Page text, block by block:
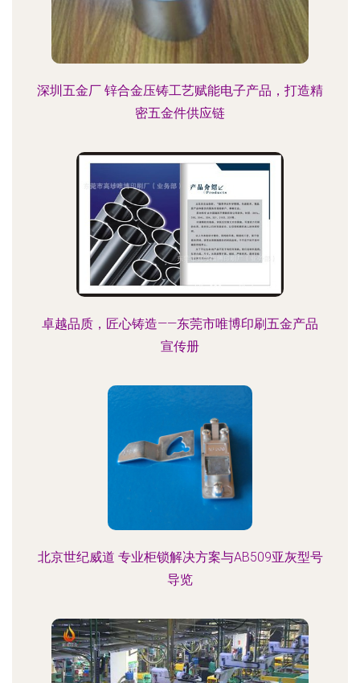
深圳五金厂 锌合金压铸工艺赋能电子产品，打造精
密五金件供应链
卓越品质，匠心铸造——东莞市唯博印刷五金产品
宣传册
北京世纪威道 专业柜锁解决方案与AB509亚灰型号
导览